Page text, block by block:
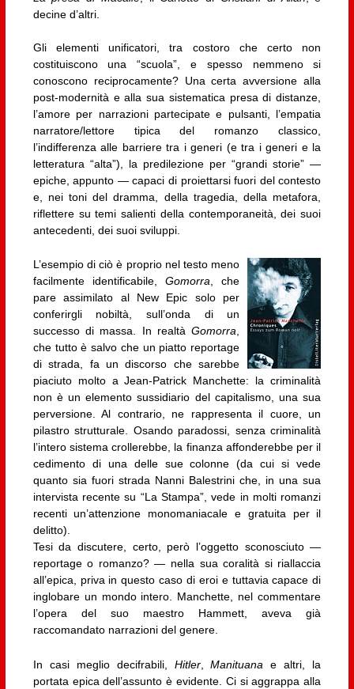
decine d’altri.
Gli elementi unificatori, tra costoro che certo non
costituiscono una “scuola”, e spesso nemmeno si
conoscono reciprocamente? Una certa avversione alla
post-modernità e alla sua sistematica presa di distanze,
l’amore per narrazioni partecipate e pulsanti, l’empatia
narratore/lettore tipica del romanzo classico,
l’indifferenza alle barriere tra i generi (e tra i generi e la
letteratura “alta”), la predilezione per “grandi storie” —
epiche, appunto — capaci di proiettarsi fuori del contesto
e, nei toni del dramma, della tragedia, della metafora,
riflettere su temi salienti della contemporaneità, dei suoi
antecedenti, dei suoi sviluppi.
L’esempio di ciò è proprio nel testo meno
facilmente identificabile,Gomorra, che
pare assimilato al New Epic solo per
conferirgli nobiltà, sull’onda di un
successo di massa. In realtàGomorra,
che tutto è salvo che un piatto reportage
di strada, fa un discorso che sarebbe
piaciuto molto a Jean-Patrick Manchette: la criminalità
non è un elemento sussidiario del capitalismo, una sua
perversione. Al contrario, ne rappresenta il cuore, un
pilastro strutturale. Osando paradossi, senza criminalità
l’intero sistema crollerebbe, la finanza affonderebbe per il
cedimento di una delle sue colonne (da cui si vede
quanto sia fuori strada Nanni Balestrini che, in una sua
intervista recente su “La Stampa”, vede in molti romanzi
recenti un’attenzione monomaniacale e gratuita per il
delitto).
Tesi da discutere, certo, però l’oggetto sconosciuto —
reportage o romanzo? — nella sua coralità si riallaccia
all’epica, priva in questo caso di eroi e tuttavia capace di
inglobare un mondo intero. Manchette, nel commentare
l’opera del suo maestro Hammett, aveva già
raccomandato narrazioni del genere.
In casi meglio decifrabili, Hitler,Manituana e altri, la
portata epica dell’assunto è evidente. Ci si aggrappa alla